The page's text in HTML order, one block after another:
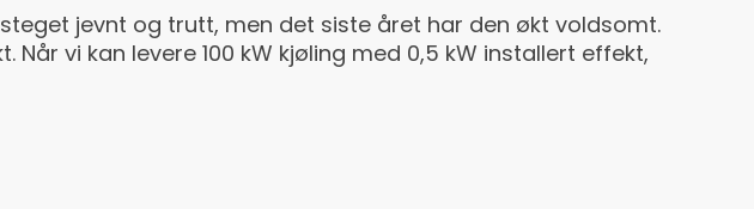
jevnt og trutt, men det siste året har den økt voldsomt.
vi kan levere 100 kW kjøling med 0,5 kW installert effekt,